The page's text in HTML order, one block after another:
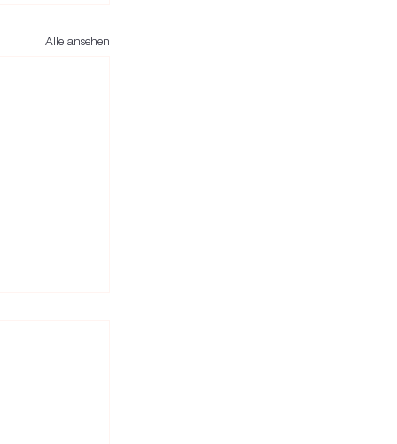
Alle ansehen